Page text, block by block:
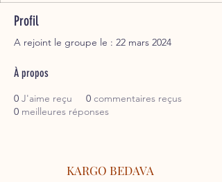
Profil
A rejoint le groupe le : 22 mars 2024
À propos
0 J'aime reçu 0 commentaires reçus
0 meilleures réponses
KARGO BEDAVA